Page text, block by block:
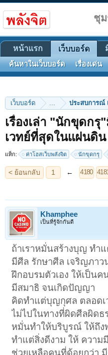
เว็บบอร์ด ... ประสบการณ์
เรื่องเล่า "นักขุดกรุ
เวทย์ที่สุดในแผ่นดิน
แท็ก: ค่าโฮสเว็บพลังจิต นักขุดกรุ
< ย้อนกลับ 1 4180 4181 4182 4183
Khamphee
เป็นที่รู้จักกันดี
ถ้าเราหมั่นสร้างบุญ ทำ
มีศีล รักษาศีล เจริญภาว
ฝึกอบรมตัวเอง ให้เป็นค
มีสมาธิ จนเกิดปัญญา
คิดทำแต่บุญกุศล ตลอดเ
ไม่ไปในทางที่ผิดศีลผิดธ
หมั่นทำให้บริบูรณ์ ให้ถึง
ทำแต่สิ่งดีงาม ให้ ความ
ชุ
หน้าแรก เว็บบอร์ด
ค้นหาในเว็บบอร์ด เรื่องเด่น